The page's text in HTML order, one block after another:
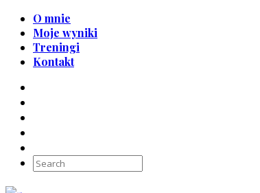
O mnie
Moje wyniki
Treningi
Kontakt